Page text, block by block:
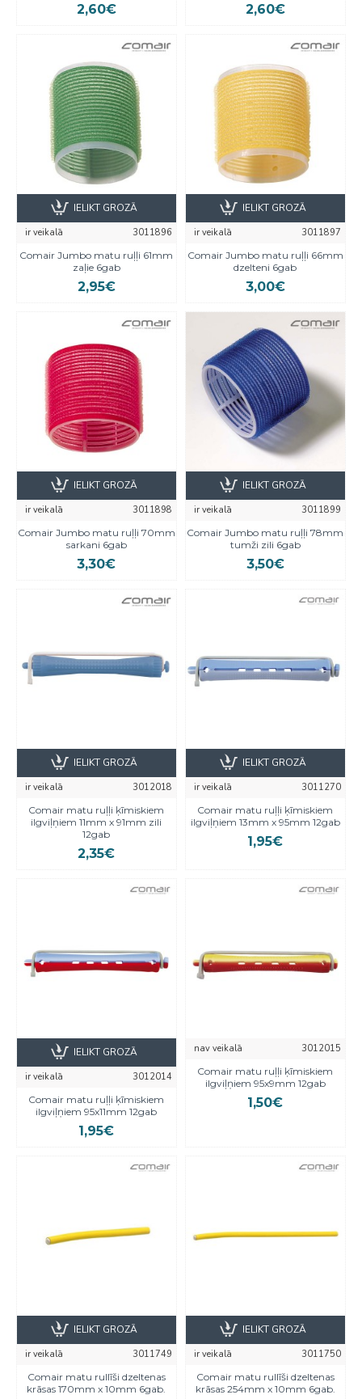
2,60€ 2,60€
ir veikalā
3011896
Comair Jumbo matu ruļļi 61mm
zaļie 6gab
2,95€
IELIKT GROZĀ
ir veikalā
3011897
Comair Jumbo matu ruļļi 66mm
dzelteni 6gab
3,00€
IELIKT GROZĀ
ir veikalā
3011898
Comair Jumbo matu ruļļi 70mm
sarkani 6gab
3,30€
IELIKT GROZĀ
ir veikalā
3011899
Comair Jumbo matu ruļļi 78mm
tumži zili 6gab
3,50€
IELIKT GROZĀ
ir veikalā
3012018
Comair matu ruļļi ķīmiskiem
ilgviļņiem 11mm x 91mm zili
12gab
2,35€
IELIKT GROZĀ
ir veikalā
3011270
Comair matu ruļļi ķīmiskiem
ilgviļņiem 13mm x 95mm 12gab
1,95€
IELIKT GROZĀ
ir veikalā
3012014
Comair matu ruļļi ķīmiskiem
ilgviļņiem 95x11mm 12gab
1,95€
IELIKT GROZĀ nav veikalā
3012015
Comair matu ruļļi ķīmiskiem
ilgviļņiem 95x9mm 12gab
1,50€
ir veikalā
3011749
Comair matu rullīši dzeltenas
krāsas 170mm x 10mm 6gab.
IELIKT GROZĀ
ir veikalā
3011750
Comair matu rullīši dzeltenas
krāsas 254mm x 10mm 6gab.
IELIKT GROZĀ